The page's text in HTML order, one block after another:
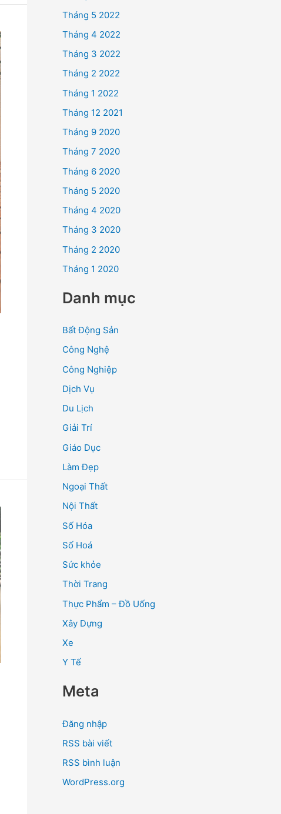
Tháng 5 2022
Tháng 4 2022
Tháng 3 2022
Tháng 2 2022
Tháng 1 2022
Tháng 12 2021
Tháng 9 2020
Tháng 7 2020
Tháng 6 2020
Tháng 5 2020
Tháng 4 2020
Tháng 3 2020
Tháng 2 2020
Tháng 1 2020
Danh mục
Bất Động Sản
Công Nghệ
Công Nghiệp
Dịch Vụ
Du Lịch
Giải Trí
Giáo Dục
Làm Đẹp
Ngoại Thất
Nội Thất
Số Hóa
Số Hoá
Sức khỏe
Thời Trang
Thực Phẩm – Đồ Uống
Xây Dựng
Xe
Y Tế
Meta
Đăng nhập
RSS bài viết
RSS bình luận
WordPress.org